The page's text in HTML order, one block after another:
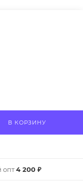
В КОРЗИНУ
опт4 200 ₽